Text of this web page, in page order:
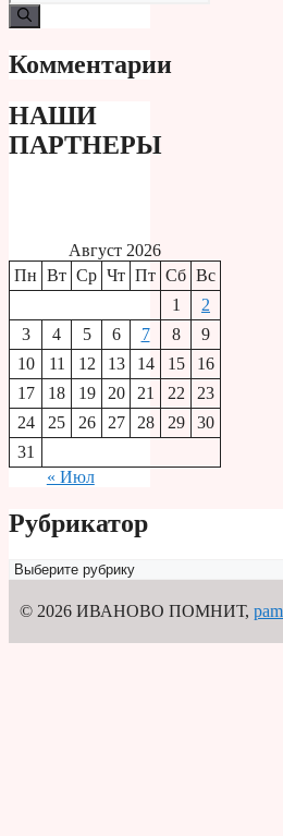
Комментарии
НАШИ
ПАРТНЕРЫ
Август 2026
Пн Вт Ср Чт Пт Сб Вс
1
2
3
4 5 6 7 8
9
10
11 12 13 14 15
16
17
18 19 20 21 22
23
24
25 26 27 28 29
30
31
« Июл
Рубрикатор
Рубрикатор
© 2026 ИВАНОВО ПОМНИТ,